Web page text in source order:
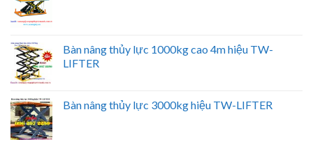
Bàn nâng thủy lực 1000kg cao 4m hiệu TW-
LIFTER
Bàn nâng thủy lực 3000kg hiệu TW-LIFTER